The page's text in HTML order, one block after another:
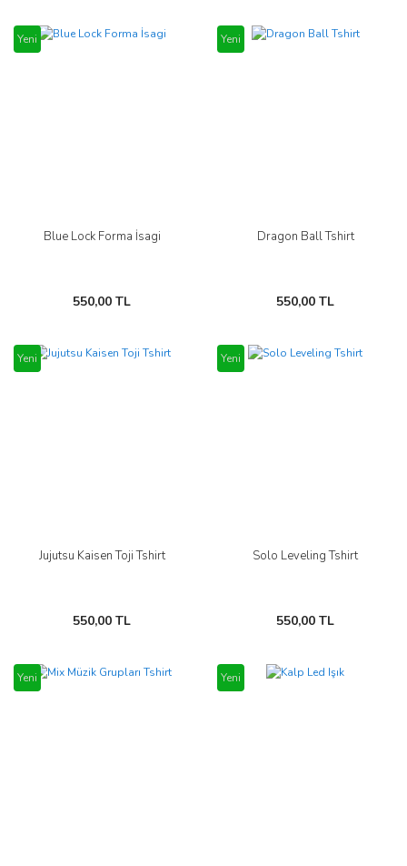
Yeni
Blue Lock Forma İsagi
550,00 TL
Yeni
Dragon Ball Tshirt
550,00 TL
Yeni
Jujutsu Kaisen Toji Tshirt
550,00 TL
Yeni
Solo Leveling Tshirt
550,00 TL
Yeni Yeni